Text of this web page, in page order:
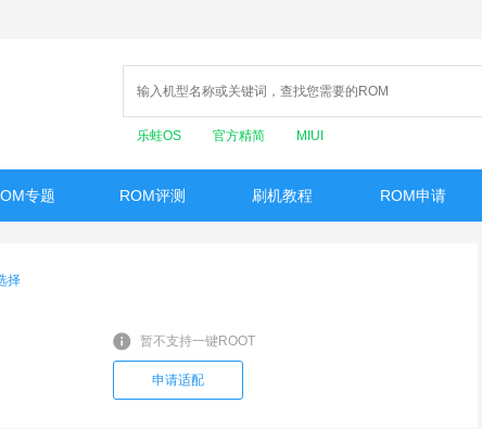
乐蛙OS 官方精简 MIUI
专题 ROM评测 刷机教程 ROM申请
择
暂不支持一键ROOT
申请适配